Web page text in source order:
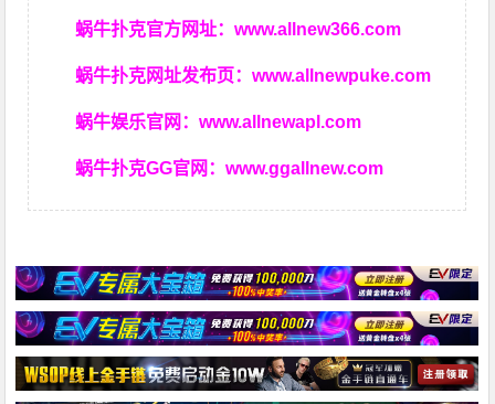
蜗牛扑克官方网址：www.allnew366.com
蜗牛扑克网址发布页：www.allnewpuke.com
蜗牛娱乐官网：www.allnewapl.com
蜗牛扑克GG官网：www.ggallnew.com